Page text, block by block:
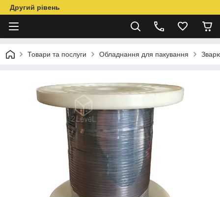
Другий рівень
Товари та послуги Обладнання для пакування